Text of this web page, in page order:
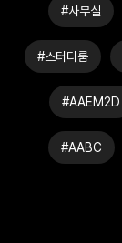
#사무실
#스터디룸
#AAEM2D
#AABC